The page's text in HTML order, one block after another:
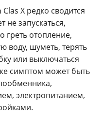
X редко сводится
не запускаться,
греть отопление,
воду, шуметь, терять
или выключаться
симптом может быть
электропитанием,